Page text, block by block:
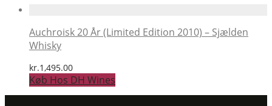
Auchroisk 20 År (Limited Edition 2010) – Sjælden
Whisky
kr.1,495.00
Køb Hos DH Wines